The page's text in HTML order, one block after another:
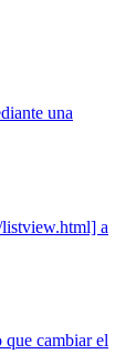
una
a
que cambiar el